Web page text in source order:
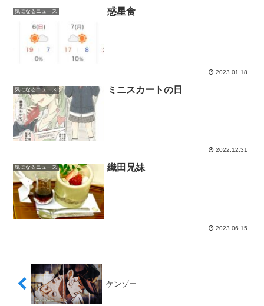
気になるニュース 惑星食
2023.01.18
気になるニュース ミニスカートの日
2022.12.31
気になるニュース 織田兄妹
2023.06.15
ケンゾー